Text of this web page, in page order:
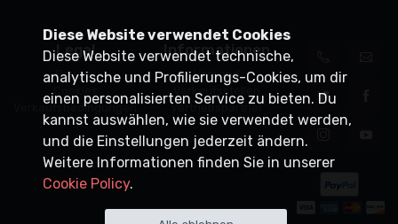
Legal
Privacy
Cookies
Verkaufsbedingungen
Informationen
Versand
Verkaufsstellen
Vertriebspartner
Diese Website verwendet Cookies
Diese Website verwendet technische,
analytische und Profilierungs-Cookies, um dir
einen personalisierten Service zu bieten. Du
kannst auswählen, wie sie verwendet werden,
und die Einstellungen jederzeit ändern.
Weitere Informationen finden Sie in unserer
Cookie Policy.